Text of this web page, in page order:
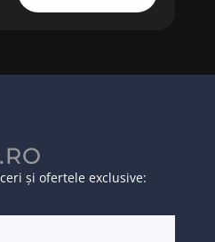
și ofertele exclusive: